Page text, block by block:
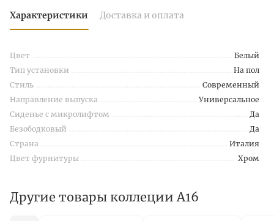
Характеристики Доставка и оплата
Цвет
Белый
Тип установки
На пол
Стиль
Современный
Направление выпуска
Универсальное
Сиденье с микролифтом
Да
Безободковый
Да
Страна
Италия
Цвет фурнитуры
Хром
Другие товары коллеции A16